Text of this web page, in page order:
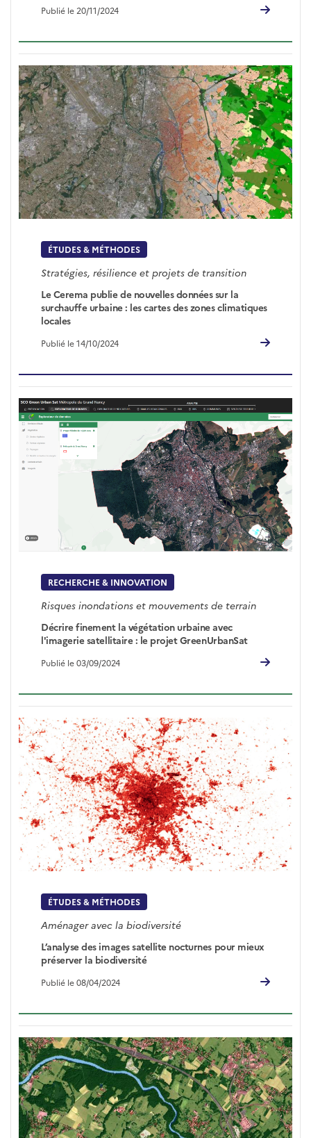
Publié le 20/11/2024
ÉTUDES & MÉTHODES
Stratégies, résilience et projets de transition
Le Cerema publie de nouvelles données sur la
surchauffe urbaine : les cartes des zones climatiques
locales
Publié le 14/10/2024
RECHERCHE & INNOVATION
Risques inondations et mouvements de terrain
Décrire finement la végétation urbaine avec
l'imagerie satellitaire : le projet GreenUrbanSat
Publié le 03/09/2024
ÉTUDES & MÉTHODES
Aménager avec la biodiversité
L’analyse des images satellite nocturnes pour mieux
préserver la biodiversité
Publié le 08/04/2024